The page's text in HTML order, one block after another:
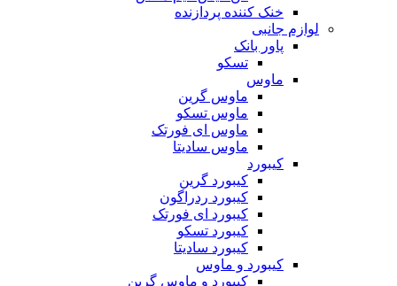
خنک کننده پردازنده
لوازم جانبی
پاور بانک
تسکو
ماوس
ماوس گرین
ماوس تسکو
ماوس ای فورتک
ماوس سادیتا
کیبورد
کیبورد گرین
کیبورد ردراگون
کیبورد ای فورتک
کیبورد تسکو
کیبورد سادیتا
کیبورد و ماوس
کیبورد و ماوس گرین